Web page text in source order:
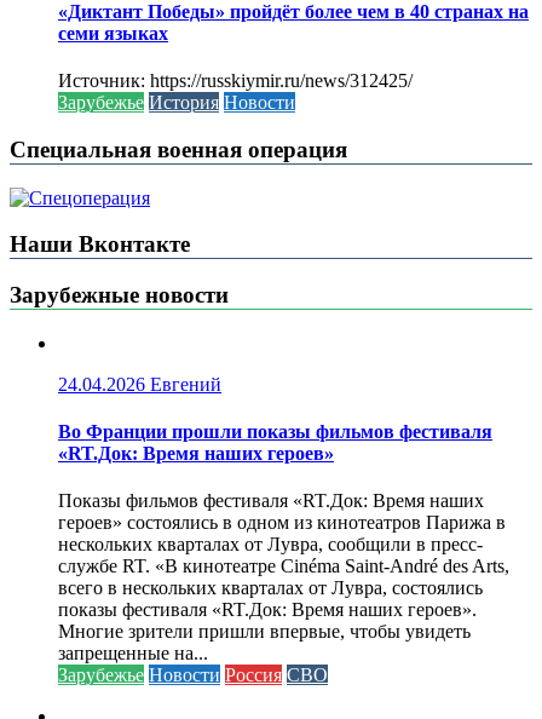
«Диктант Победы» пройдёт более чем в 40 странах на
семи языках
Источник: https://russkiymir.ru/news/312425/
Зарубежье История Новости
Специальная военная операция
Наши Вконтакте
Зарубежные новости
24.04.2026 Евгений
Во Франции прошли показы фильмов фестиваля
«RT.Док: Время наших героев»
Показы фильмов фестиваля «RT.Док: Время наших
героев» состоялись в одном из кинотеатров Парижа в
нескольких кварталах от Лувра, сообщили в пресс-
службе RT. «В кинотеатре Cinéma Saint-André des Arts,
всего в нескольких кварталах от Лувра, состоялись
показы фестиваля «RT.Док: Время наших героев».
Многие зрители пришли впервые, чтобы увидеть
запрещенные на...
Зарубежье Новости Россия СВО